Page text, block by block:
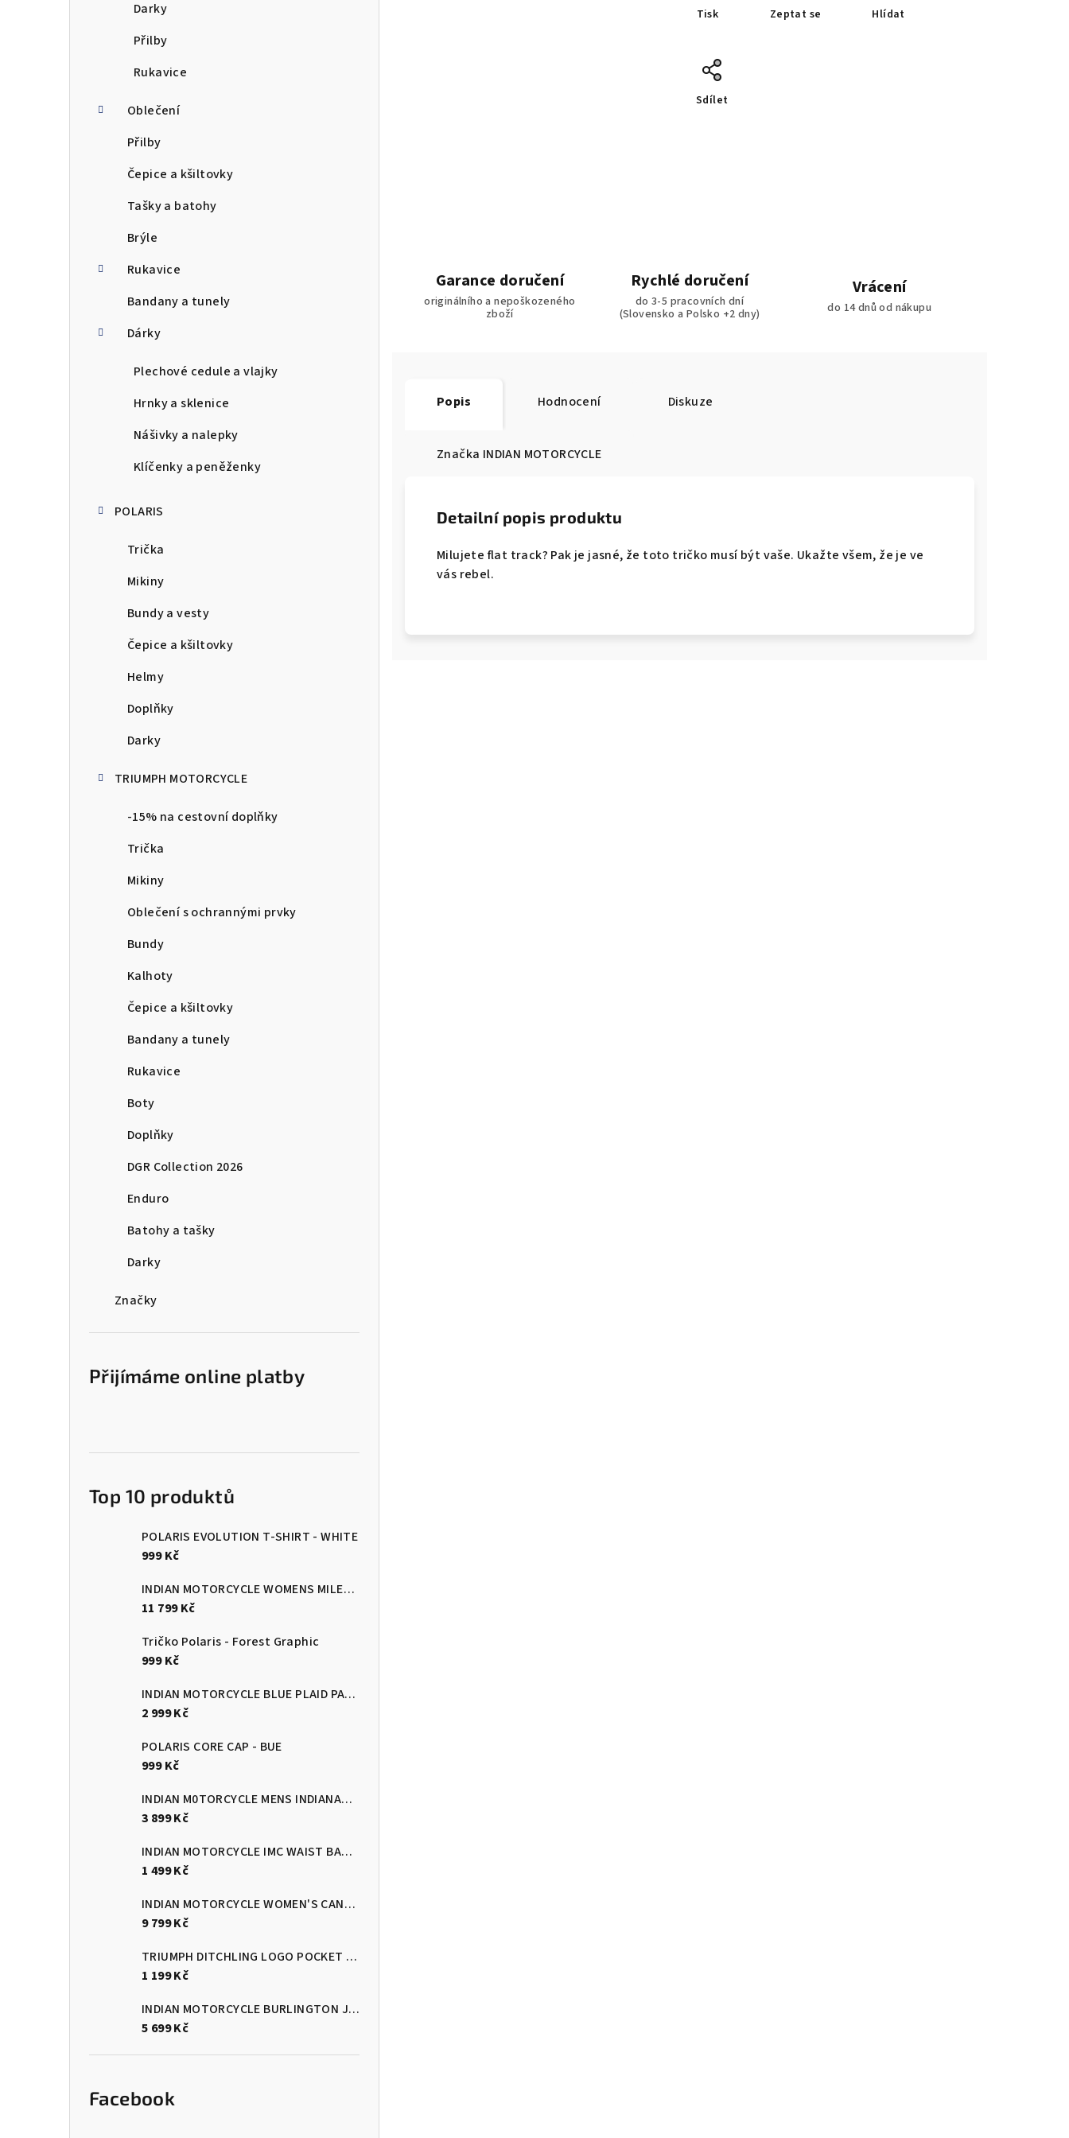
Darky
Přilby
Rukavice
Oblečení
Přilby
Čepice a kšiltovky
Tašky a batohy
Brýle
Rukavice
Bandany a tunely
Dárky
Plechové cedule a vlajky
Hrnky a sklenice
Nášivky a nalepky
Klíčenky a peněženky
POLARIS
Trička
Mikiny
Bundy a vesty
Čepice a kšiltovky
Helmy
Doplňky
Darky
TRIUMPH MOTORCYCLE
-15% na cestovní doplňky
Trička
Mikiny
Oblečení s ochrannými prvky
Bundy
Kalhoty
Čepice a kšiltovky
Bandany a tunely
Rukavice
Boty
Doplňky
DGR Collection 2026
Enduro
Batohy a tašky
Darky
Značky
Přijímáme online platby
Top 10 produktů
POLARIS EVOLUTION T-SHIRT - WHITE
999 Kč
INDIAN MOTORCYCLE WOMENS MILESTONE JACKET
11 799 Kč
Tričko Polaris - Forest Graphic
999 Kč
INDIAN MOTORCYCLE BLUE PLAID PASADENA SHORT SLEEVE SHIRT
2 999 Kč
POLARIS CORE CAP - BUE
999 Kč
INDIAN M0TORCYCLE MENS INDIANAPOLIS GLOVES - BLACK/RED
3 899 Kč
INDIAN MOTORCYCLE IMC WAIST BAG - BLACK
1 499 Kč
INDIAN MOTORCYCLE WOMEN'S CANYON BLUE PLAID RIDING JACKET
9 799 Kč
TRIUMPH DITCHLING LOGO POCKET T-SHIRT - JET BLACK
1 199 Kč
INDIAN MOTORCYCLE BURLINGTON JACKET - BLACK
5 699 Kč
Facebook
Tisk Zeptat se Hlídat
Sdílet
Garance doručení
originálního a nepoškozeného
zboží
Rychlé doručení
do 3-5 pracovních dní
(Slovensko a Polsko +2 dny)
Vrácení
do 14 dnů od nákupu
Popis Hodnocení Diskuze
Značka INDIAN MOTORCYCLE
Detailní popis produktu
Milujete flat track? Pak je jasné, že toto tričko musí být vaše. Ukažte všem, že je ve
vás rebel.